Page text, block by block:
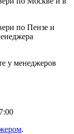
по Пензе и
у менеджеров
.